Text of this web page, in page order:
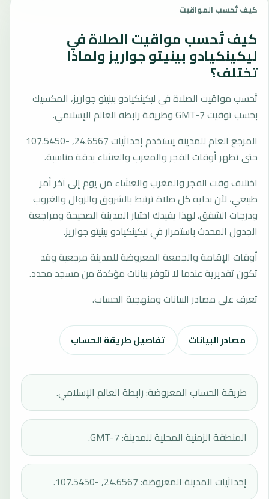
كيف تُحسب المواقيت
كيف تُحسب مواقيت الصلاة في
ليكينكيادو بينيتو جواريز ولماذا
تختلف؟
تُحسب مواقيت الصلاة في ليكينكيادو بينيتو جواريز، المكسيك
بحسب توقيت GMT-7 وطريقة رابطة العالم الإسلامي.
المرجع العام للمدينة يستخدم إحداثيات 24.6567, -107.5450
حتى تظهر أوقات الفجر والمغرب والعشاء بدقة مناسبة.
اختلاف وقت الفجر والمغرب والعشاء من يوم إلى آخر أمر
طبيعي، لأن بداية كل صلاة ترتبط بالشروق والزوال والغروب
ودرجات الشفق. لهذا يفيدك اختيار المدينة الصحيحة ومراجعة
الجدول المحدث باستمرار في ليكينكيادو بينيتو جواريز.
أوقات الإقامة والجمعة المعروضة للمدينة مرجعية وقد
تكون تقديرية عندما لا تتوفر بيانات مؤكدة من مسجد محدد.
تعرف على مصادر البيانات ومنهجية الحساب.
مصادر البيانات تفاصيل طريقة الحساب
طريقة الحساب المعروضة: رابطة العالم الإسلامي.
المنطقة الزمنية المحلية للمدينة: GMT-7.
إحداثيات المدينة المعروضة: 24.6567, -107.5450.